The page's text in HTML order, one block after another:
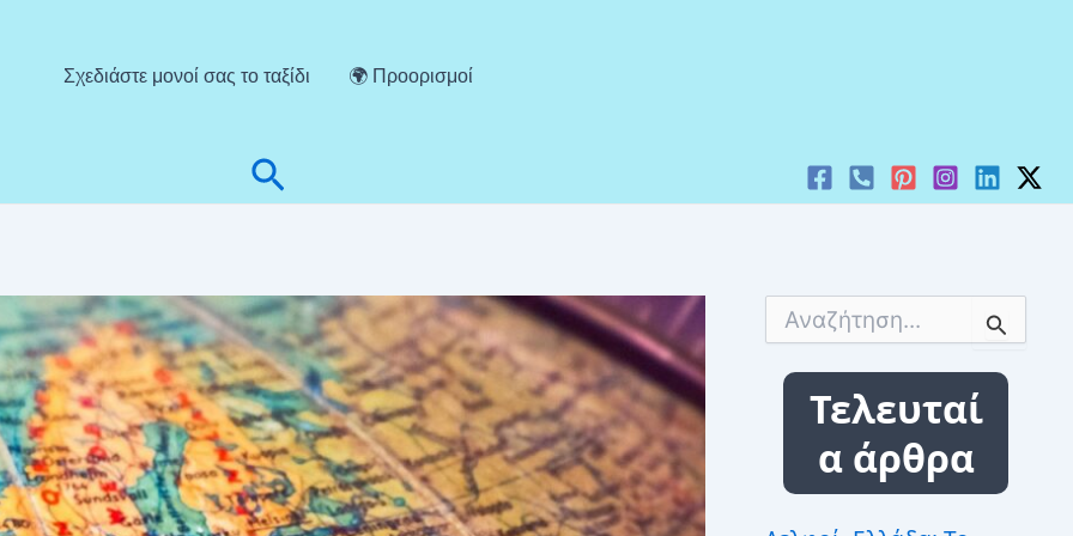
Σχεδιάστε μονοί σας το ταξίδι 🌍 Προορισμοί
Αναζήτηση
Τελευταί
α άρθρα